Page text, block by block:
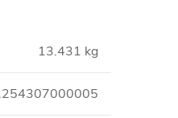
13.431 kg